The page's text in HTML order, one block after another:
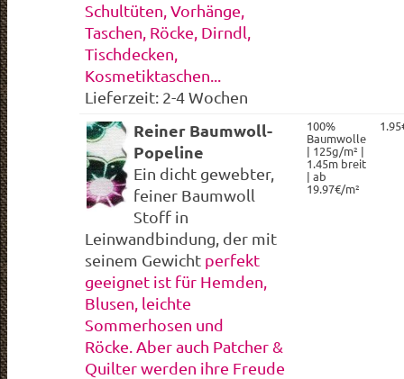
Schultüten, Vorhänge,
Taschen, Röcke, Dirndl,
Tischdecken,
Kosmetiktaschen...
Lieferzeit: 2-4 Wochen
Reiner Baumwoll-
Popeline
Ein dicht gewebter,
feiner Baumwoll
Stoff in
Leinwandbindung, der mit
seinem Gewicht perfekt
geeignet ist für Hemden,
Blusen, leichte
Sommerhosen und
Röcke. Aber auch Patcher &
Quilter werden ihre Freude
100%
Baumwolle
| 125g/m² |
1.45m breit
| ab
19.97€/m²